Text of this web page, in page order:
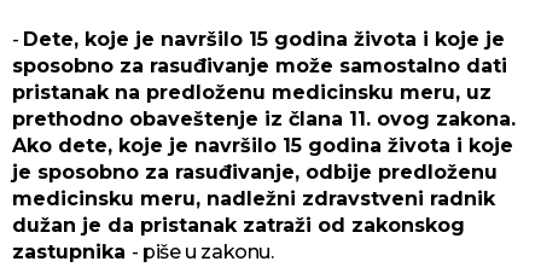
- Dete, koje je navršilo 15 godina života i koje je
sposobno za rasuđivanje može samostalno dati
pristanak na predloženu medicinsku meru, uz
prethodno obaveštenje iz člana 11. ovog zakona.
Ako dete, koje je navršilo 15 godina života i koje
je sposobno za rasuđivanje, odbije predloženu
medicinsku meru, nadležni zdravstveni radnik
dužan je da pristanak zatraži od zakonskog
zastupnika - piše u zakonu.